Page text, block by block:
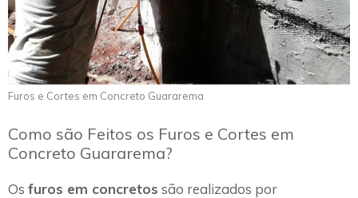
Furos e Cortes em Concreto Guararema
Como são Feitos os Furos e Cortes em
Concreto Guararema?
Os furos em concretos são realizados por